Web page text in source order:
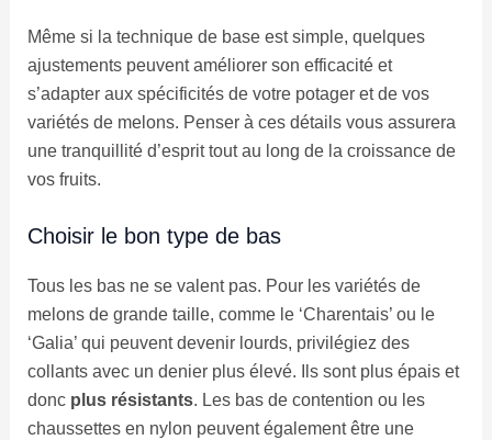
Même si la technique de base est simple, quelques
ajustements peuvent améliorer son efficacité et
s’adapter aux spécificités de votre potager et de vos
variétés de melons. Penser à ces détails vous assurera
une tranquillité d’esprit tout au long de la croissance de
vos fruits.
Choisir le bon type de bas
Tous les bas ne se valent pas. Pour les variétés de
melons de grande taille, comme le ‘Charentais’ ou le
‘Galia’ qui peuvent devenir lourds, privilégiez des
collants avec un denier plus élevé. Ils sont plus épais et
donc plus résistants. Les bas de contention ou les
chaussettes en nylon peuvent également être une